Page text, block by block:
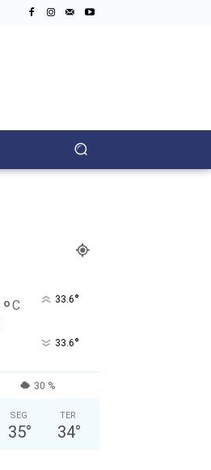
°C 33.6°
33.6°
30 %
SEG
35°
TER
34°